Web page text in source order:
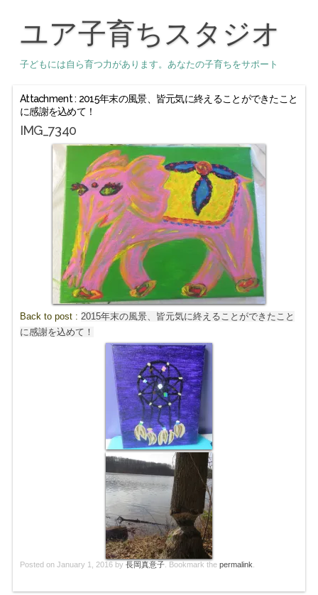
ユア子育ちスタジオ
子どもには自ら育つ力があります。あなたの子育ちをサポート
Attachment : 2015年末の風景、皆元気に終えることができたこと
に感謝を込めて！
IMG_7340
Back to post : 2015年末の風景、皆元気に終えることができたこと
に感謝を込めて！
Posted on January 1, 2016 by 長岡真意子. Bookmark the permalink